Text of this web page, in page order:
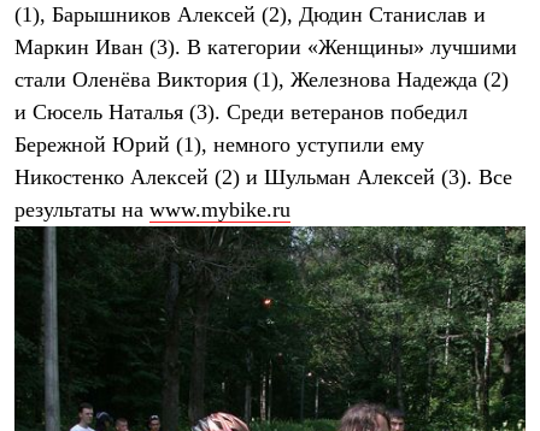
Брюки
Комбинезоны
Термобелье
Комплект термобелья
Снаряжение
Палатки и тенты
Палатки
Аксессуары для палаток
Рюкзаки
Экспедиционные
Легкоходные
Альпинистские
Городские
Аксессуары для рюкзаков
Спальные мешки
Пуховые
Комбинированные
(1), Барышников Алексей (2), Дюдин Станислав и
Маркин Иван (3). В категории «Женщины» лучшими
стали Оленёва Виктория (1), Железнова Надежда (2)
и Сюсель Наталья (3). Среди ветеранов победил
Бережной Юрий (1), немного уступили ему
Никостенко Алексей (2) и Шульман Алексей (3). Все
результаты на www.mybike.ru